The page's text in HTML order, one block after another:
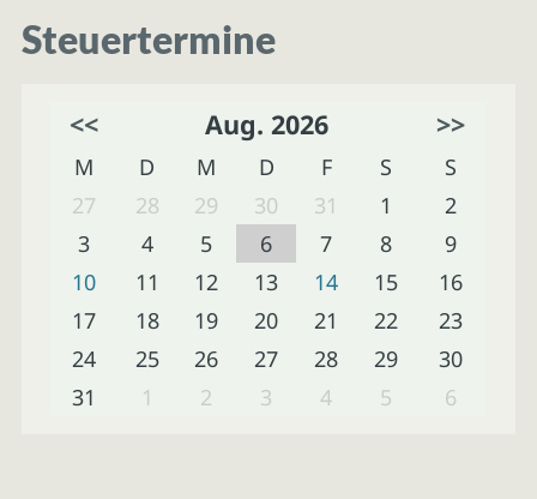
Steuertermine
<< Aug. 2026 >>
M D M D F S
S
27
28 29 30 31 1
2
3
4 5 6 7 8
9
10
11 12 13 14 15
16
17
18 19 20 21 22
23
24
25 26 27 28 29
30
31
1 2 3 4 5 6